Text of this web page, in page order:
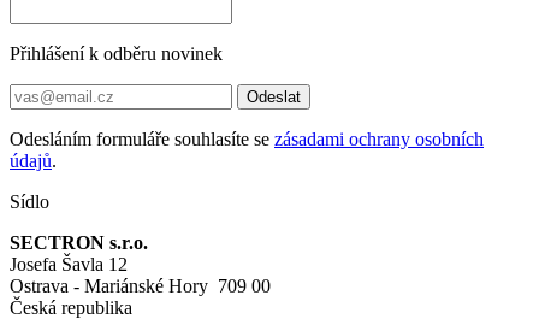
Přihlášení k odběru novinek
Odeslat
Odesláním formuláře souhlasíte se zásadami ochrany osobních
údajů.
Sídlo
SECTRON s.r.o.
Josefa Šavla 12
Ostrava - Mariánské Hory 709 00
Česká republika